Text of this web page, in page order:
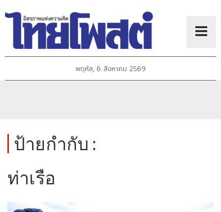
พฤหัส, 6 สิงหาคม 2569
ป้ายกำกับ :
ท่าเรือ